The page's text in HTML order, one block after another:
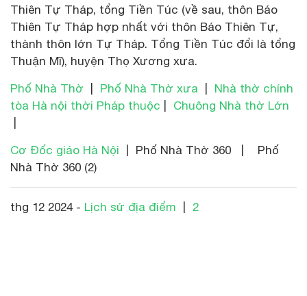
Thiên Tự Tháp, tổng Tiền Túc (về sau, thôn Báo
Thiên Tự Tháp hợp nhất với thôn Báo Thiên Tự,
thành thôn lớn Tự Tháp. Tổng Tiền Túc đổi là tổng
Thuận Mĩ), huyện Thọ Xương xưa.
Phố Nhà Thờ
Phố Nhà Thờ xưa
Nhà thờ chính
tòa Hà nội thời Pháp thuộc
Chuông Nhà thờ Lớn
Cơ Đốc giáo Hà Nội | Phố Nhà Thờ 360 | Phố
Nhà Thờ 360 (2)
thg 12 2024 - Lịch sử địa điểm 2